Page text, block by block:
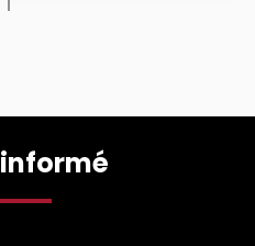
informé